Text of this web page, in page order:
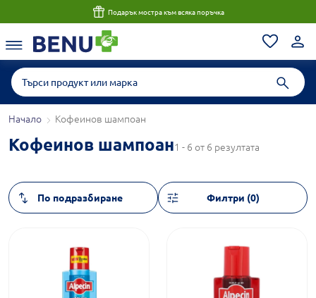
Подарък мостра към всяка поръчка
Начало Кофеинов шампоан
Кофеинов шампоан1 - 6 от 6 резултата
Филтри (0)